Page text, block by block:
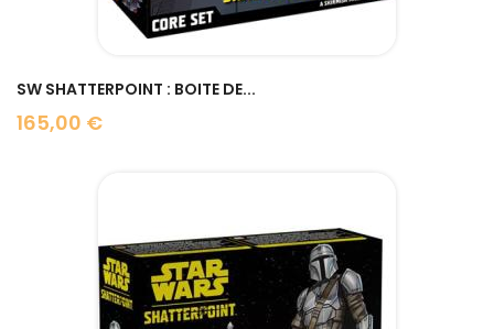
SW SHATTERPOINT : BOITE DE...
165,00 €
Prix